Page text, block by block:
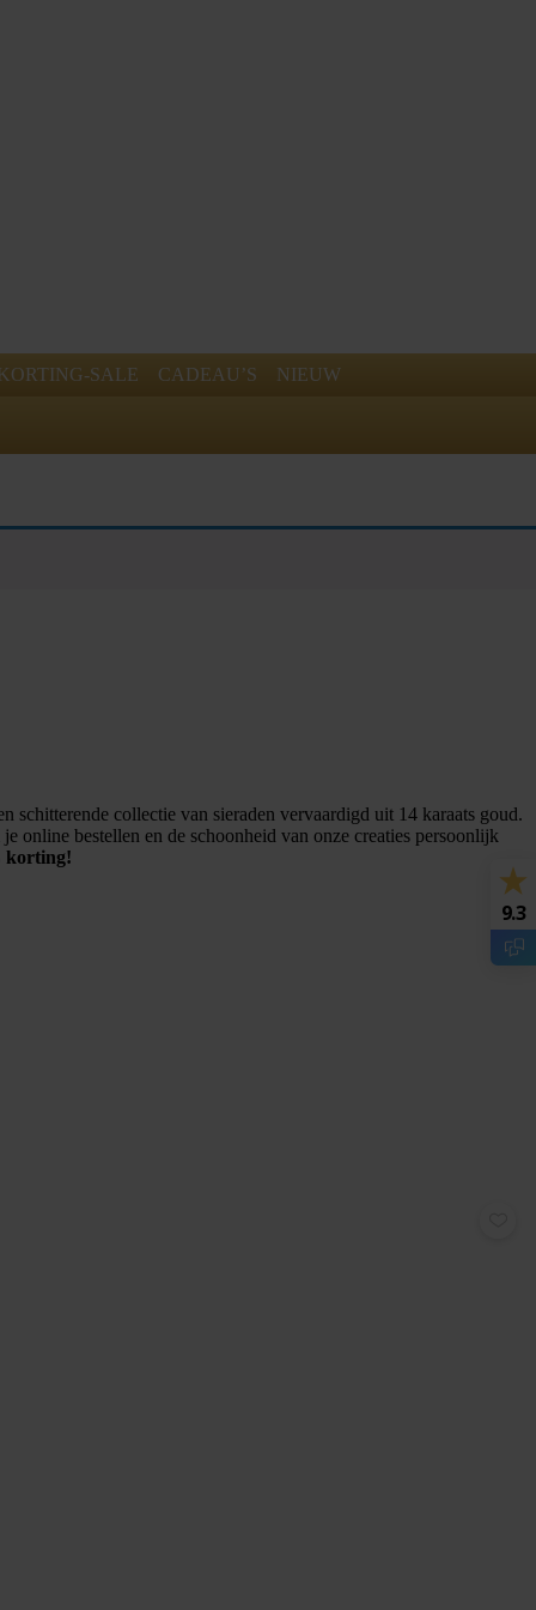
SALE CADEAU’S
NIEUW
schitterende collectie van sieraden vervaardigd uit 14 karaats goud.
online bestellen en de schoonheid van onze creaties persoonlijk
korting!
9.3